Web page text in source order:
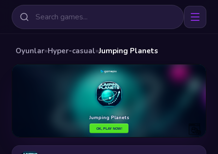
Oyunlar»Hyper-casual»Jumping Planets